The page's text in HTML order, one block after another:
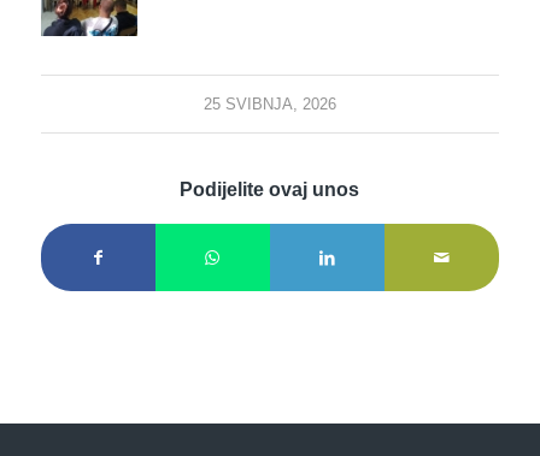
25 SVIBNJA, 2026
Podijelite ovaj unos